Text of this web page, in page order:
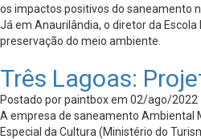
os impactos positivos do saneamento
Já em Anaurilândia, o diretor da
preservação do meio ambiente.
Três Lagoas:
Postado por paintbox em 02/ago/2022
A empresa de saneamento Ambiental
Especial da Cultura (Ministério do